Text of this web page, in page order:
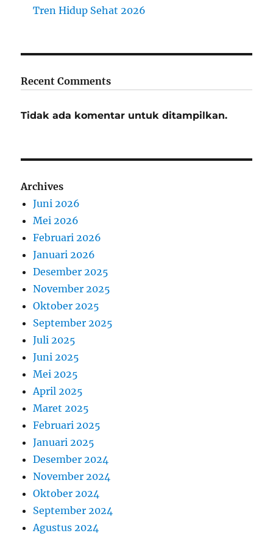
Tren Hidup Sehat 2026
Recent Comments
Tidak ada komentar untuk ditampilkan.
Archives
Juni 2026
Mei 2026
Februari 2026
Januari 2026
Desember 2025
November 2025
Oktober 2025
September 2025
Juli 2025
Juni 2025
Mei 2025
April 2025
Maret 2025
Februari 2025
Januari 2025
Desember 2024
November 2024
Oktober 2024
September 2024
Agustus 2024